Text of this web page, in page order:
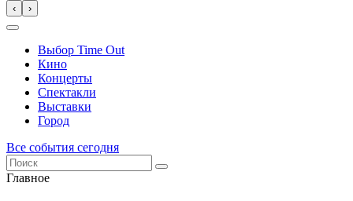
‹ ›
Выбор Time Out
Кино
Концерты
Спектакли
Выставки
Город
Все события сегодня
Главное